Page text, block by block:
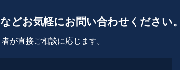
どお気軽にお問い合わせください。
が直接ご相談に応じます。